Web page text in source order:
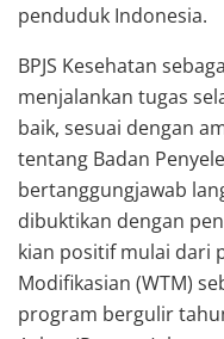
penduduk Indonesia.
BPJS Kesehatan
menjalankan tugas
baik, sesuai dengan
tentang Badan
bertanggungjawab
dibuktikan dengan
kian positif mulai dari
Modifikasian (WTM)
program bergulir